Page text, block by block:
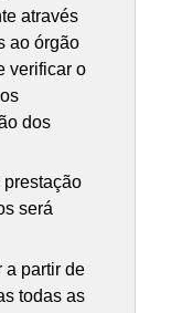
através
ao órgão
verificar o
dos
prestação
será
a partir de
todas as